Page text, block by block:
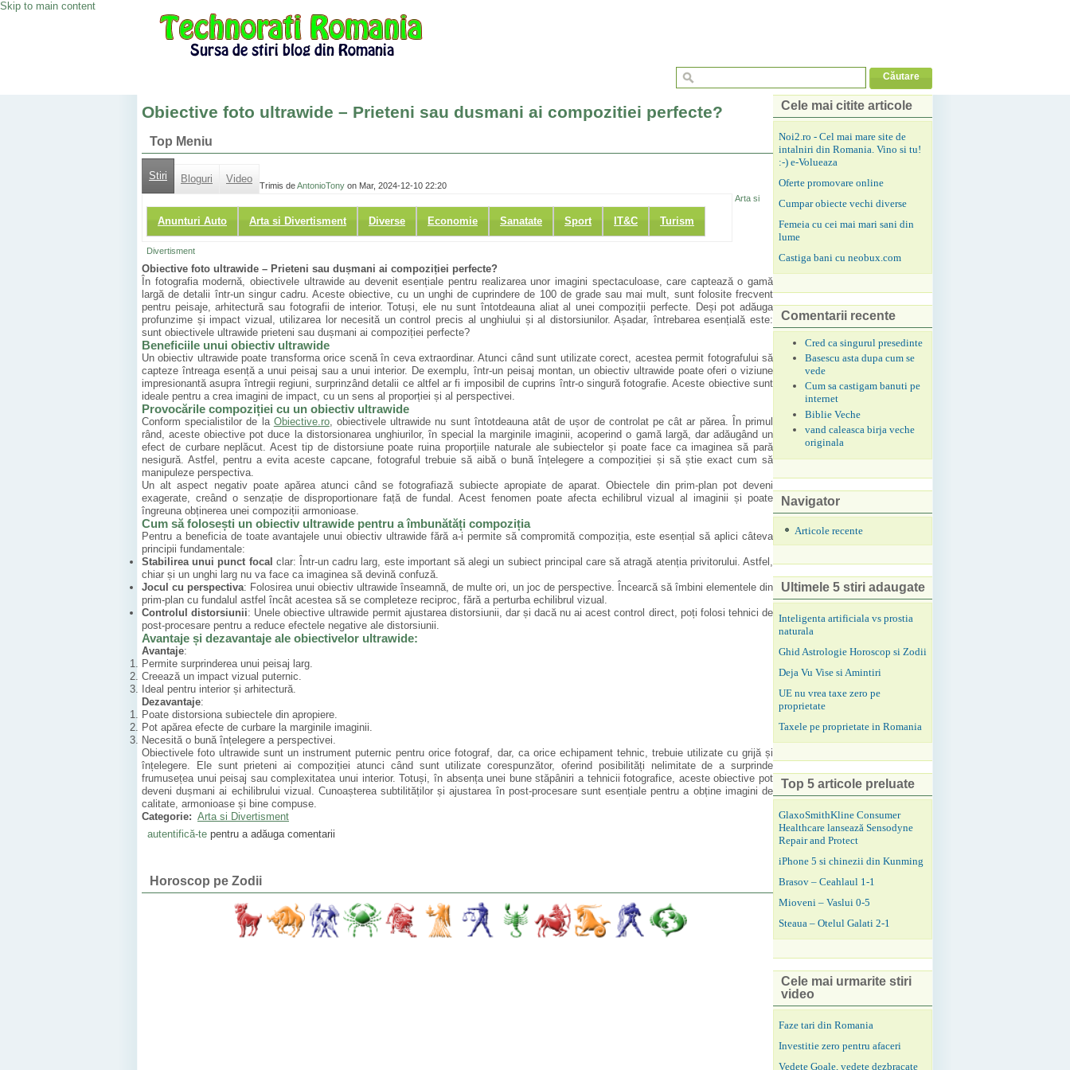
Skip to main content
Obiective foto ultrawide – Prieteni sau dusmani ai compozitiei perfecte?
Top Meniu
Stiri Bloguri Video
Anunturi Auto Arta si Divertisment Diverse Economie Sanatate Sport IT&C Turism
Trimis deAntonioTony on Mar, 2024-12-10 22:20
Arta si
Divertisment
Obiective foto ultrawide – Prieteni sau dușmani ai compoziției perfecte?
În fotografia modernă, obiectivele ultrawide au devenit esențiale pentru realizarea unor imagini spectaculoase, care captează o gamă
largă de detalii într-un singur cadru. Aceste obiective, cu un unghi de cuprindere de 100 de grade sau mai mult, sunt folosite frecvent
pentru peisaje, arhitectură sau fotografii de interior. Totuși, ele nu sunt întotdeauna aliat al unei compoziții perfecte. Deși pot adăuga
profunzime și impact vizual, utilizarea lor necesită un control precis al unghiului și al distorsiunilor. Așadar, întrebarea esențială este:
sunt obiectivele ultrawide prieteni sau dușmani ai compoziției perfecte?
Beneficiile unui obiectiv ultrawide
Un obiectiv ultrawide poate transforma orice scenă în ceva extraordinar. Atunci când sunt utilizate corect, acestea permit fotografului să
capteze întreaga esență a unui peisaj sau a unui interior. De exemplu, într-un peisaj montan, un obiectiv ultrawide poate oferi o viziune
impresionantă asupra întregii regiuni, surprinzând detalii ce altfel ar fi imposibil de cuprins într-o singură fotografie. Aceste obiective sunt
ideale pentru a crea imagini de impact, cu un sens al proporției și al perspectivei.
Provocările compoziției cu un obiectiv ultrawide
Conform specialistilor de la Obiective.ro, obiectivele ultrawide nu sunt întotdeauna atât de ușor de controlat pe cât ar părea. În primul
rând, aceste obiective pot duce la distorsionarea unghiurilor, în special la marginile imaginii, acoperind o gamă largă, dar adăugând un
efect de curbare neplăcut. Acest tip de distorsiune poate ruina proporțiile naturale ale subiectelor și poate face ca imaginea să pară
nesigură. Astfel, pentru a evita aceste capcane, fotograful trebuie să aibă o bună înțelegere a compoziției și să știe exact cum să
manipuleze perspectiva.
Un alt aspect negativ poate apărea atunci când se fotografiază subiecte apropiate de aparat. Obiectele din prim-plan pot deveni
exagerate, creând o senzație de disproportionare față de fundal. Acest fenomen poate afecta echilibrul vizual al imaginii și poate
îngreuna obținerea unei compoziții armonioase.
Cum să folosești un obiectiv ultrawide pentru a îmbunătăți compoziția
Pentru a beneficia de toate avantajele unui obiectiv ultrawide fără a-i permite să compromită compoziția, este esențial să aplici câteva
principii fundamentale:
Stabilirea unui punct focal clar: Într-un cadru larg, este important să alegi un subiect principal care să atragă atenția privitorului. Astfel,
chiar și un unghi larg nu va face ca imaginea să devină confuză.
Jocul cu perspectiva: Folosirea unui obiectiv ultrawide înseamnă, de multe ori, un joc de perspective. Încearcă să îmbini elementele din
prim-plan cu fundalul astfel încât acestea să se completeze reciproc, fără a perturba echilibrul vizual.
Controlul distorsiunii: Unele obiective ultrawide permit ajustarea distorsiunii, dar și dacă nu ai acest control direct, poți folosi tehnici de
post-procesare pentru a reduce efectele negative ale distorsiunii.
Avantaje și dezavantaje ale obiectivelor ultrawide:
Avantaje:
Permite surprinderea unui peisaj larg.
Creează un impact vizual puternic.
Ideal pentru interior și arhitectură.
Dezavantaje:
Poate distorsiona subiectele din apropiere.
Pot apărea efecte de curbare la marginile imaginii.
Necesită o bună înțelegere a perspectivei.
Obiectivele foto ultrawide sunt un instrument puternic pentru orice fotograf, dar, ca orice echipament tehnic, trebuie utilizate cu grijă și
înțelegere. Ele sunt prieteni ai compoziției atunci când sunt utilizate corespunzător, oferind posibilități nelimitate de a surprinde
frumusețea unui peisaj sau complexitatea unui interior. Totuși, în absența unei bune stăpâniri a tehnicii fotografice, aceste obiective pot
deveni dușmani ai echilibrului vizual. Cunoașterea subtilităților și ajustarea în post-procesare sunt esențiale pentru a obține imagini de
calitate, armonioase și bine compuse.
Categorie: Arta si Divertisment
autentifică-tepentru a adăuga comentarii
Horoscop pe Zodii
Cele mai citite articole
Noi2.ro - Cel mai mare site de
intalniri din Romania. Vino si tu!
:-) e-Volueaza
Oferte promovare online
Cumpar obiecte vechi diverse
Femeia cu cei mai mari sani din
lume
Castiga bani cu neobux.com
Comentarii recente
Cred ca singurul presedinte
Basescu asta dupa cum se
vede
Cum sa castigam banuti pe
internet
Biblie Veche
vand caleasca birja veche
originala
Navigator
Articole recente
Ultimele 5 stiri adaugate
Inteligenta artificiala vs prostia
naturala
Ghid Astrologie Horoscop si Zodii
Deja Vu Vise si Amintiri
UE nu vrea taxe zero pe
proprietate
Taxele pe proprietate in Romania
Top 5 articole preluate
GlaxoSmithKline Consumer
Healthcare lansează Sensodyne
Repair and Protect
iPhone 5 si chinezii din Kunming
Brasov – Ceahlaul 1-1
Mioveni – Vaslui 0-5
Steaua – Otelul Galati 2-1
Cele mai urmarite stiri
video
Faze tari din Romania
Investitie zero pentru afaceri
Vedete Goale, vedete dezbracate